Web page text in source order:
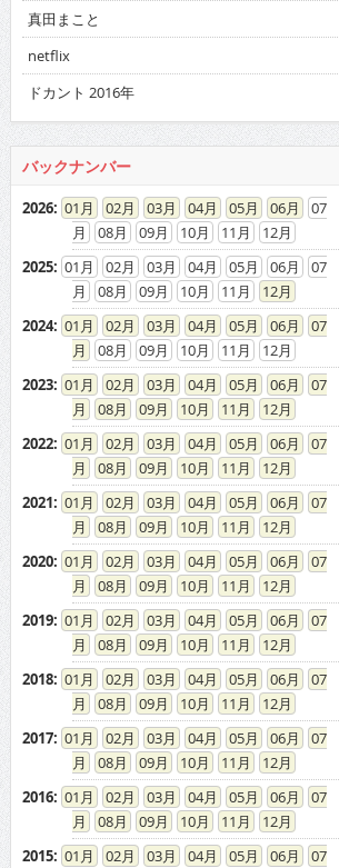
真田まこと
netflix
ドカント 2016年
バックナンバー
2026: 01 02 03 04 05 06
07
08
09 10 11
12
2025: 01 02 03 04 05 06
07
08
09 10 11
12
2024: 01 02 03 04 05 06
07
08
09 10 11
12
2023: 01 02 03 04 05 06
07
08
09 10 11
12
2022: 01 02 03 04 05 06
07
08
09 10 11
12
2021: 01 02 03 04 05 06
07
08
09 10 11
12
2020: 01 02 03 04 05 06
07
08
09 10 11
12
2019: 01 02 03 04 05 06
07
08
09 10 11
12
2018: 01 02 03 04 05 06
07
08
09 10 11
12
2017: 01 02 03 04 05 06
07
08
09 10 11
12
2016: 01 02 03 04 05 06
07
08
09 10 11
12
2015: 01 02 03 04 05 06
07